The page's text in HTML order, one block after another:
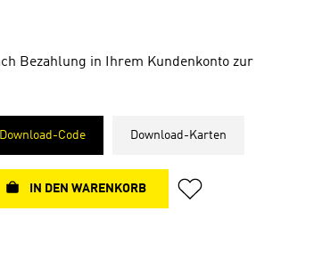
Bezahlung in Ihrem Kundenkonto zur
Download-Code Download-Karten
IN DEN WARENKORB